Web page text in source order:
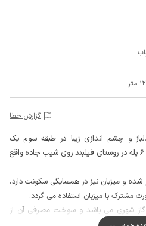
گزارش خطا
و چشم اندازی زیبا در طبقه سوم یک
ساختمان سه طبقه با دسترسی حدود 6 پله در روستای فیلبند روی شیب جاده واقع
شده و میزبان نیز در همسایگی سکونت دارد،
مشترک با میزبان استفاده می گردد.
گاز شهری می باشد و سوخت مصرفی آن از